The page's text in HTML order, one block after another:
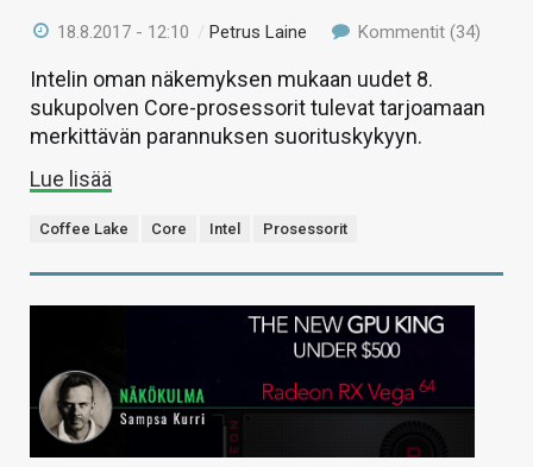
18.8.2017 - 12:10 / Petrus Laine Kommentit (34)
Intelin oman näkemyksen mukaan uudet 8.
sukupolven Core-prosessorit tulevat tarjoamaan
merkittävän parannuksen suorituskykyyn.
Lue lisää
Coffee Lake Core Intel Prosessorit